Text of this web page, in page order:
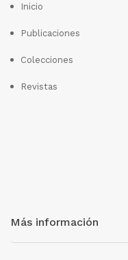
Inicio
Publicaciones
Colecciones
Revistas
Más información